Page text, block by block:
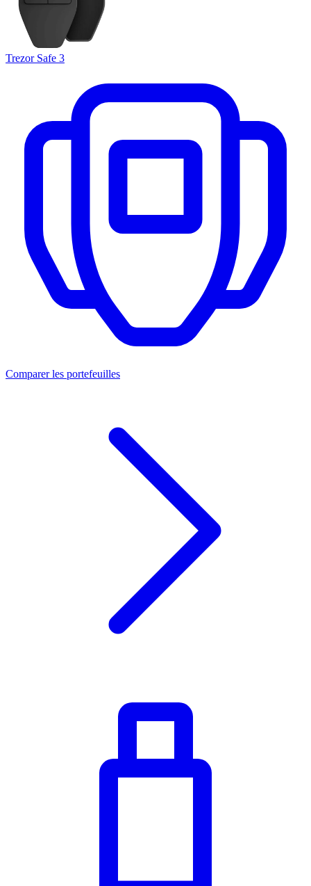
Trezor Safe 3
Comparer les portefeuilles